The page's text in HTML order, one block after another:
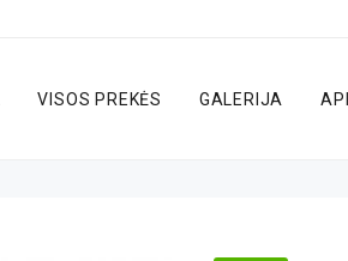
VISOS PREKĖS GALERIJA